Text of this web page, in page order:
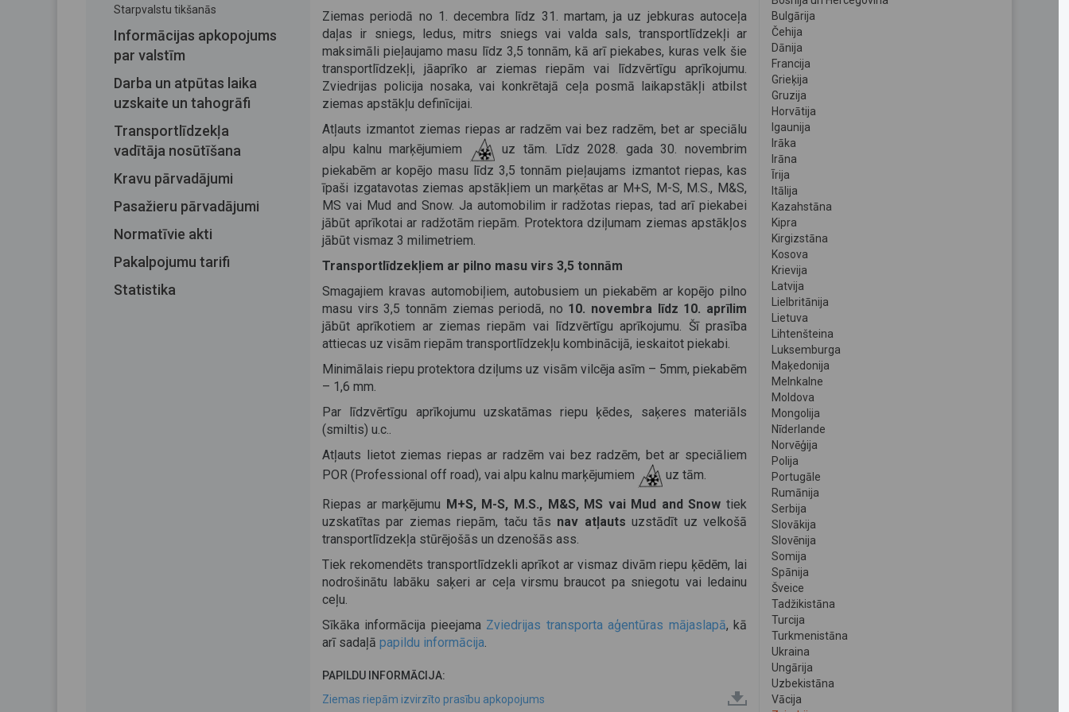
Starpvalstu tikšanās
Informācijas apkopojums
par valstīm
Darba un atpūtas laika
uzskaite un tahogrāfi
Transportlīdzekļa
vadītāja nosūtīšana
Kravu pārvadājumi
Pasažieru pārvadājumi
Normatīvie akti
Pakalpojumu tarifi
Statistika
Ziemas periodā no 1. decembra līdz 31. martam, ja uz jebkuras autoceļa
daļas ir sniegs, ledus, mitrs sniegs vai valda sals, transportlīdzekļi ar
maksimāli pieļaujamo masu līdz 3,5 tonnām, kā arī piekabes, kuras velk šie
transportlīdzekļi, jāaprīko ar ziemas riepām vai līdzvērtīgu aprīkojumu.
Zviedrijas policija nosaka, vai konkrētajā ceļa posmā laikapstākļi atbilst
ziemas apstākļu definīcijai.
Atļauts izmantot ziemas riepas ar radzēm vai bez radzēm, bet ar speciālu
alpu kalnu marķējumiem
uz tām. Līdz 2028. gada 30. novembrim
piekabēm ar kopējo masu līdz 3,5 tonnām pieļaujams izmantot riepas, kas
īpaši izgatavotas ziemas apstākļiem un marķētas ar M+S, M-S, M.S., M&S,
MS vai Mud and Snow. Ja automobilim ir radžotas riepas, tad arī piekabei
jābūt aprīkotai ar radžotām riepām. Protektora dziļumam ziemas apstākļos
jābūt vismaz 3 milimetriem.
Transportlīdzekļiem ar pilno masu virs 3,5 tonnām
Smagajiem kravas automobiļiem, autobusiem un piekabēm ar kopējo pilno
masu virs 3,5 tonnām ziemas periodā, no 10. novembra līdz 10. aprīlim
jābūt aprīkotiem ar ziemas riepām vai līdzvērtīgu aprīkojumu. Šī prasība
attiecas uz visām riepām transportlīdzekļu kombinācijā, ieskaitot piekabi.
Minimālais riepu protektora dziļums uz visām vilcēja asīm – 5mm, piekabēm
– 1,6 mm.
Par līdzvērtīgu aprīkojumu uzskatāmas riepu ķēdes, saķeres materiāls
(smiltis) u.c..
Atļauts lietot ziemas riepas ar radzēm vai bez radzēm, bet ar speciāliem
POR (Professional off road), vai alpu kalnu marķējumiem
uz tām.
Riepas ar marķējumu M+S, M-S, M.S., M&S, MS vai Mud and Snow tiek
uzskatītas par ziemas riepām, taču tās nav atļauts uzstādīt uz velkošā
transportlīdzekļa stūrējošās un dzenošās ass.
Tiek rekomendēts transportlīdzekli aprīkot ar vismaz divām riepu ķēdēm, lai
nodrošinātu labāku saķeri ar ceļa virsmu braucot pa sniegotu vai ledainu
ceļu.
Sīkāka informācija pieejama Zviedrijas transporta aģentūras mājaslapā, kā
arī sadaļā papildu informācija.
PAPILDU INFORMĀCIJA:
Ziemas riepām izvirzīto prasību apkopojums
Bulgārija
Čehija
Dānija
Francija
Grieķija
Gruzija
Horvātija
Igaunija
Irāka
Irāna
Īrija
Itālija
Kazahstāna
Kipra
Kirgizstāna
Kosova
Krievija
Latvija
Lielbritānija
Lietuva
Lihtenšteina
Luksemburga
Maķedonija
Melnkalne
Moldova
Mongolija
Nīderlande
Norvēģija
Polija
Portugāle
Rumānija
Serbija
Slovākija
Slovēnija
Somija
Spānija
Šveice
Tadžikistāna
Turcija
Turkmenistāna
Ukraina
Ungārija
Uzbekistāna
Vācija